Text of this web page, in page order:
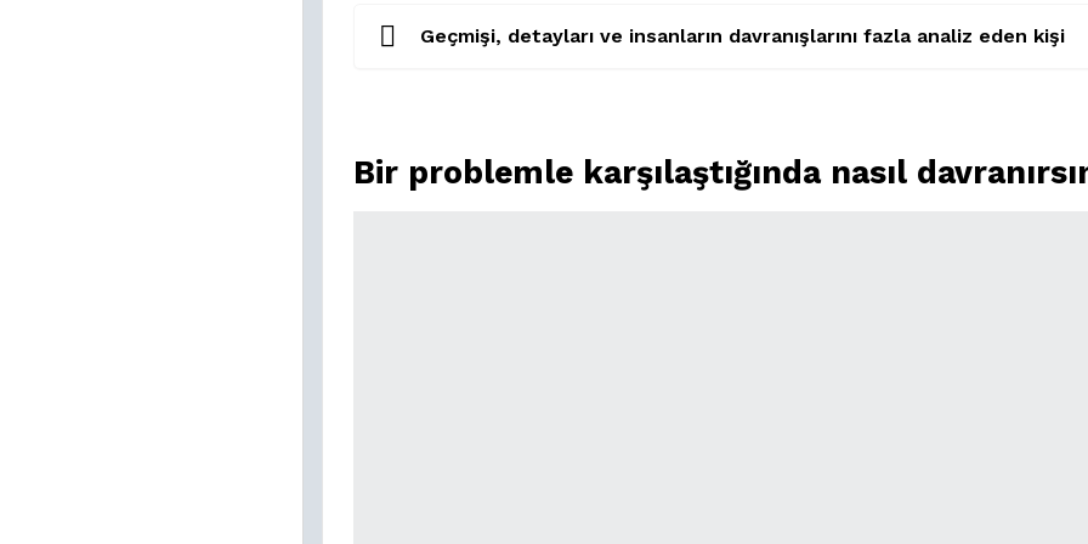
Geçmişi, detayları ve insanların davranışlarını fazla analiz eden kişi
Bir problemle karşılaştığında nasıl